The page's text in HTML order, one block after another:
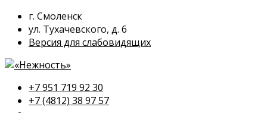
г. Смоленск
ул. Тухачевского, д. 6
Версия для слабовидящих
+7 951 719 92 30
+7 (4812) 38 97 57